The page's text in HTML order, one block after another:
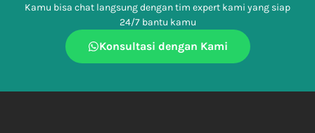
Kamu bisa chat langsung dengan tim expert kami yang siap
24/7 bantu kamu
Konsultasi dengan Kami